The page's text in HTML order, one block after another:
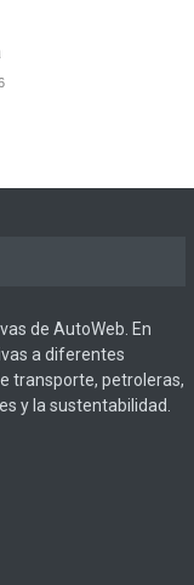
de AutoWeb. En
a diferentes
transporte, petroleras,
y la sustentabilidad.